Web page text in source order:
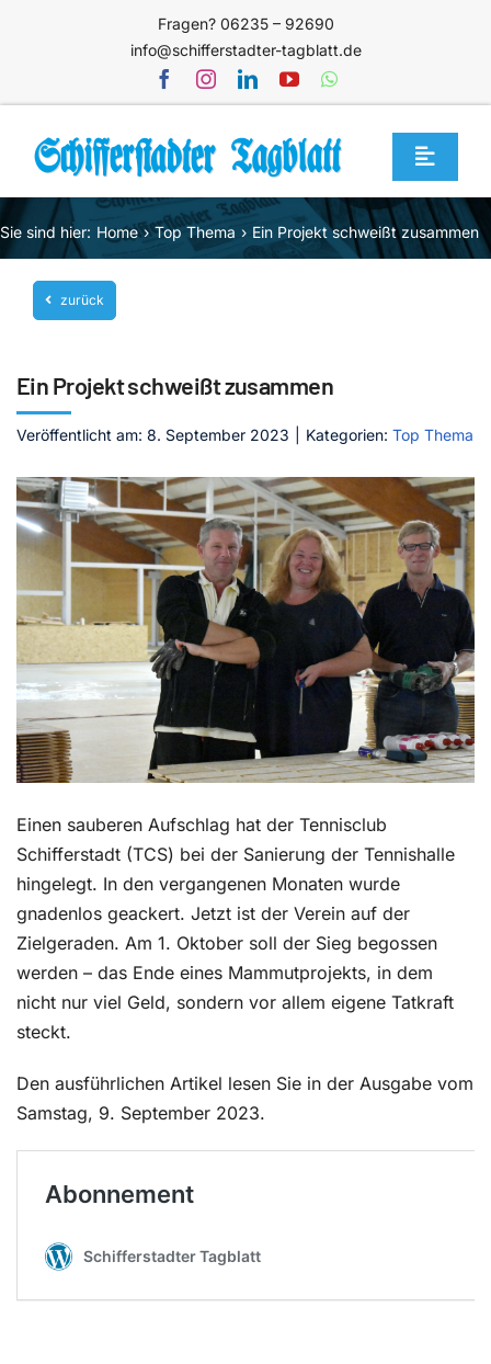
Fragen? 06235 – 92690
info@schifferstadter-tagblatt.de
Toggle
Home
Themen
Blog
Service
Mediathek
Jetzt abonnieren
Kontakt
Sie sind hier: Home Top Thema Ein Projekt schweißt zusammen
zurück
Ein Projekt schweißt zusammen
Veröffentlicht am: 8. September 2023 Kategorien: Top Thema
Einen sauberen Aufschlag hat der Tennisclub
Schifferstadt (TCS) bei der Sanierung der Tennishalle
hingelegt. In den vergangenen Monaten wurde
gnadenlos geackert. Jetzt ist der Verein auf der
Zielgeraden. Am 1. Oktober soll der Sieg begossen
werden – das Ende eines Mammutprojekts, in dem
nicht nur viel Geld, sondern vor allem eigene Tatkraft
steckt.
Den ausführlichen Artikel lesen Sie in der Ausgabe vom
Samstag, 9. September 2023.